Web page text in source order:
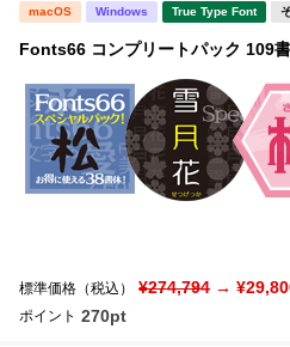
macOS Windows True Type Font
Fonts66 コンプリートパック 109
標準価格（税込） ¥274,794 →
ポイント 270pt